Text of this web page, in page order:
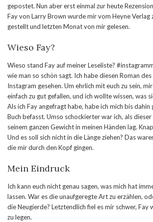
gepostet. Nun aber erst einmal zur heute
Fay von Larry Brown wurde mir vom Heyne Verlag
gestellt und letzten Monat von mir gelesen.
Wieso Fay?
Wieso stand Fay auf meiner Leseliste?
wie man so schön sagt. Ich habe diesen Roman
Instagram gesehen. Um ehrlich mit euch zu sein,
einfach zu gut gefallen, und ich wollte wissen, was
Als ich Fay angefragt habe, habe ich mich bis
Buch befasst. Umso schockierter war ich, als
seinem ganzen Gewicht in meinen Händen lag.
Und es soll sich nicht in die Länge ziehen? Das
die mir durch den Kopf gingen.
Mein Eindruck
Ich kann euch nicht genau sagen, was mich hat
lassen. War es die unaufgeregte Art zu erzählen,
die Neugierde? Letztendlich fiel es mir schwer, Fay
zu legen.